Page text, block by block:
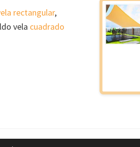
rectangular,
vela cuadrado